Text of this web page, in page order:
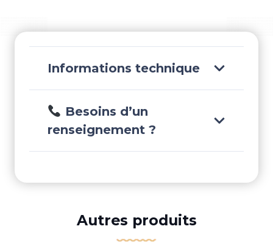
Informations technique
Besoins d’un
renseignement ?
Autres produits